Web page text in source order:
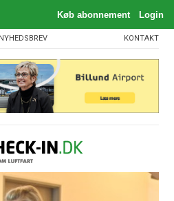
NYHEDSBREV KONTAKT